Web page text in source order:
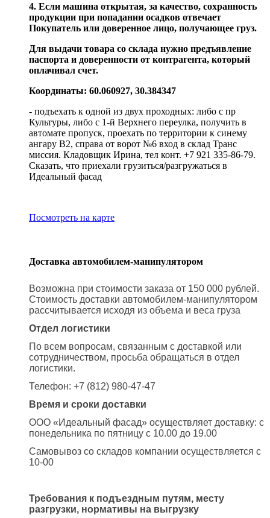
4. Если машина открытая, за качество, сохранность
продукции при попадании осадков отвечает
Покупатель или доверенное лицо, получающее груз.
Для выдачи товара со склада нужно предъявление
паспорта и доверенности от контрагента, который
оплачивал счет.
Координаты: 60.060927, 30.384347
- подъехать к одной из двух проходных: либо с пр
Культуры, либо с 1-й Верхнего переулка, получить в
автомате пропуск, проехать по территории к синему
ангару В2, справа от ворот №6 вход в склад Транс
миссия. Кладовщик Ирина, тел конт. +7 921 335-86-79.
Сказать, что приехали грузиться/разгружаться в
Идеальный фасад
Посмотреть на карте
Доставка автомобилем-манипулятором
Возможна при стоимости заказа от 150 000 рублей.
Стоимость доставки автомобилем-манипулятором
рассчитывается исходя из объема и веса груза
Отдел логистики
По всем вопросам, связанным с доставкой или
сотрудничеством, просьба обращаться в отдел
логистики.
Телефон: +7 (812) 980-47-47
Время и сроки доставки
ООО «Идеальный фасад» осуществляет доставку: с
понедельника по пятницу с 10.00 до 19.00
Самовывоз со складов компании осуществляется с
10-00
Требования к подъездным путям, месту
разгрузки, нормативы на выгрузку